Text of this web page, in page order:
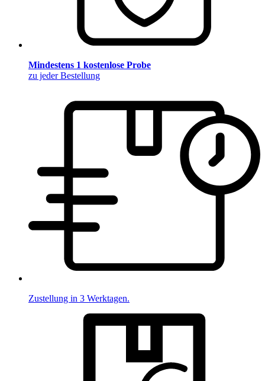
Mindestens 1 kostenlose Probe
zu jeder Bestellung
Zustellung in 3 Werktagen.